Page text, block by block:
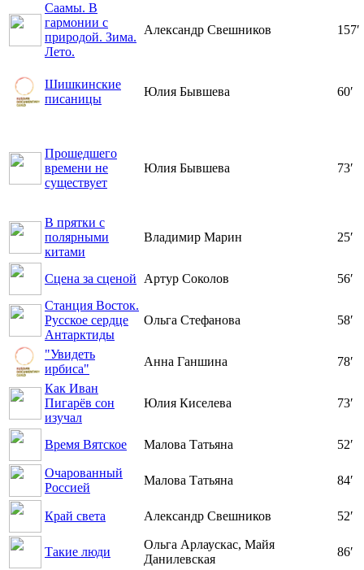
Саамы. В
гармонии с
природой. Зима.
Лето.
Александр Свешников 157′
Шишкинские
писаницы
Юлия Бывшева 60′
Прошедшего
времени не
существует
Юлия Бывшева 73′
В прятки с
полярными
китами
Владимир Марин 25′
Сцена за сценой Артур Соколов
56′
Станция Восток.
Русское сердце
Антарктиды
Ольга Стефанова 58′
"Увидеть
ирбиса"
Анна Ганшина
78′
Как Иван
Пигарёв сон
изучал
Юлия Киселева 73′
Время Вятское Малова Татьяна 52′
Очарованный
Россией
Малова Татьяна 84′
Край света Александр Свешников 52′
Такие люди
Ольга Арлаускас, Майя
Данилевская
86′